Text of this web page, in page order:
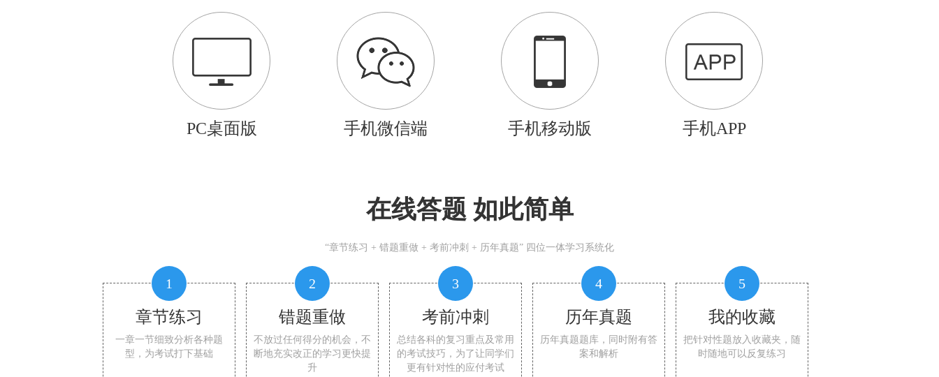
PC桌面版 手机微信端 手机移动版 手机APP
在线答题 如此简单
“章节练习 + 错题重做 + 考前冲刺 + 历年真题” 四位一体学习系统化
1
章节练习
一章一节细致分析各种题
型，为考试打下基础
2
错题重做
不放过任何得分的机会，不
断地充实改正的学习更快提
升
3
考前冲刺
总结各科的复习重点及常用
的考试技巧，为了让同学们
更有针对性的应付考试
4
历年真题
历年真题题库，同时附有答
案和解析
5
我的收藏
把针对性题放入收藏夹，随
时随地可以反复练习